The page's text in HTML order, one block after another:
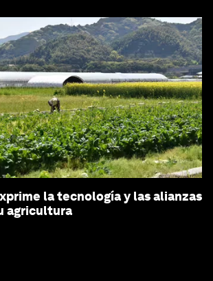
la tecnología y las alianzas
agricultura